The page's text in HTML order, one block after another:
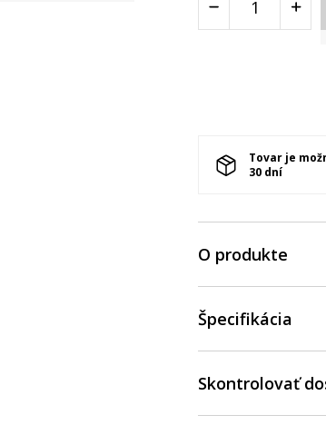
Tovar je
30 dní
O produkte
Špecifikácia
Skontrolovať